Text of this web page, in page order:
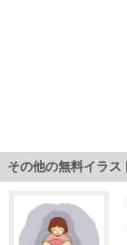
その他の無料イラス